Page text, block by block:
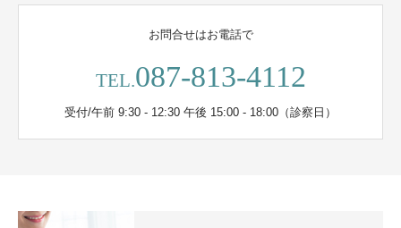
お問合せはお電話で
TEL.087-813-4112
受付/午前 9:30 - 12:30 午後 15:00 - 18:00（診察日）